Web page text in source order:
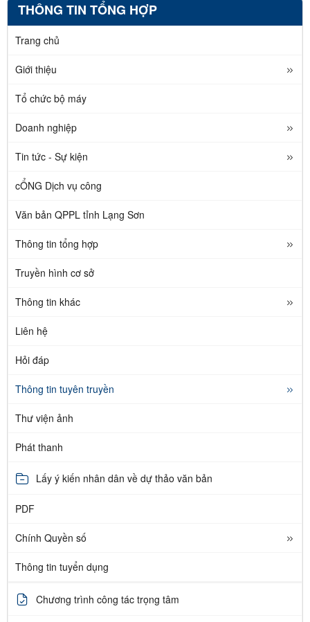
THÔNG TIN TỔNG HỢP
Trang chủ
Giới thiệu
Tổ chức bộ máy
Doanh nghiệp
Tin tức - Sự kiện
cỔNG Dịch vụ công
Văn bản QPPL tỉnh Lạng Sơn
Thông tin tổng hợp
Truyền hình cơ sở
Thông tin khác
Liên hệ
Hỏi đáp
Thông tin tuyên truyền
Thư viện ảnh
Phát thanh
Lấy ý kiến nhân dân về dự thảo văn bản
PDF
Chính Quyền số
Thông tin tuyển dụng
Chương trình công tác trọng tâm